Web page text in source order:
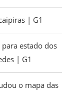
| G1
estado dos
| G1
o mapa das